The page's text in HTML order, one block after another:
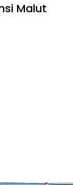
Malut